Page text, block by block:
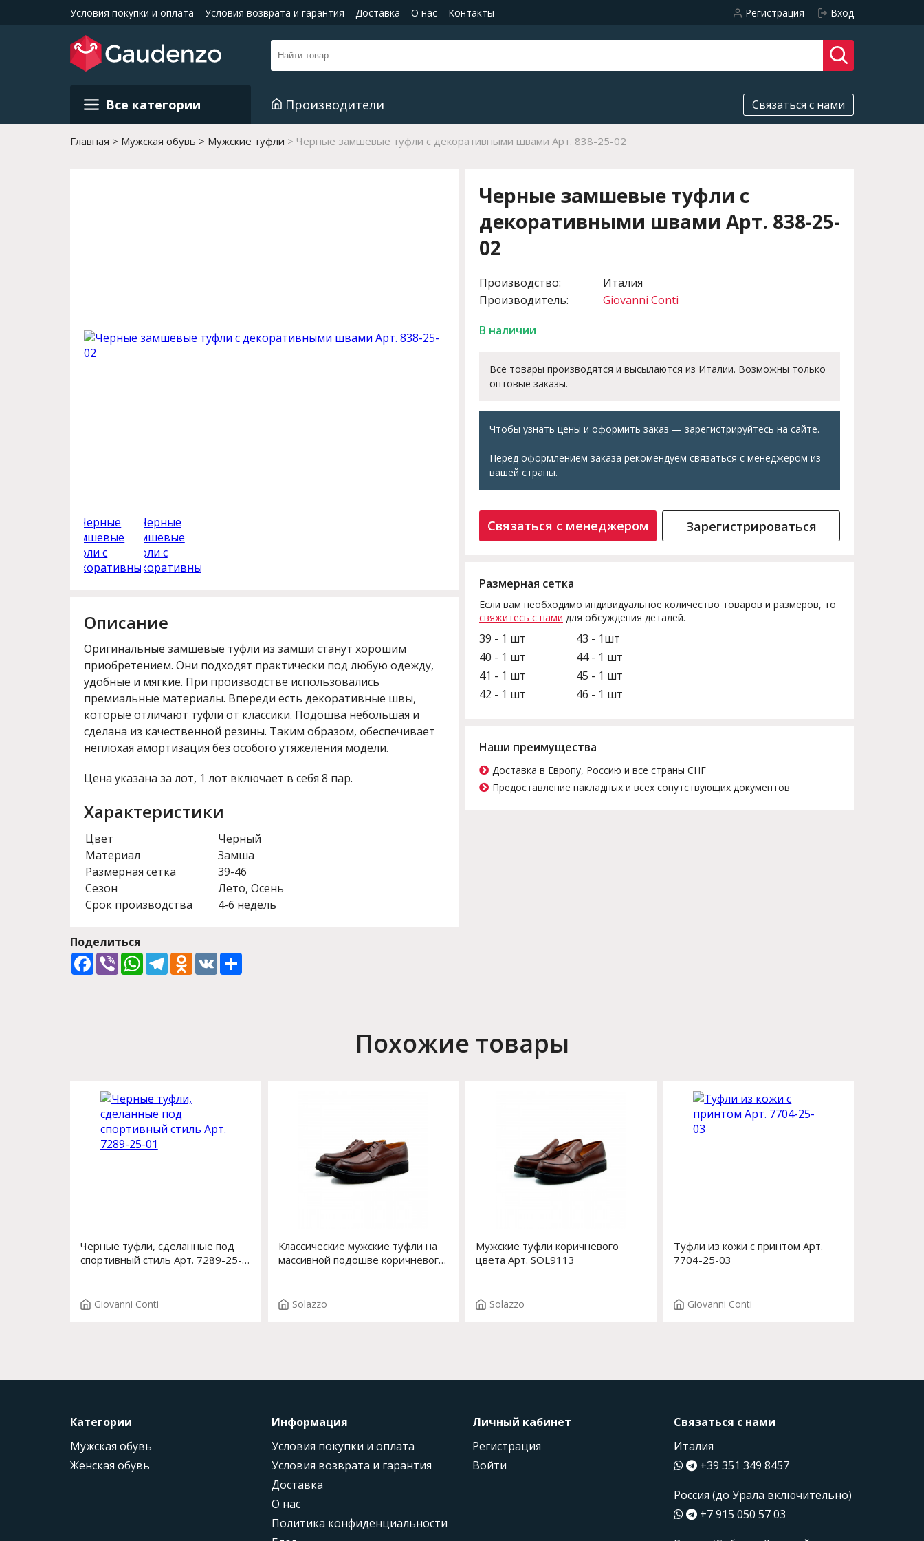
Условия покупки и оплата Условия возврата и гарантия Доставка О нас Контакты Регистрация Вход
Все категории Производители Связаться с нами
Главная Мужская обувь Мужские туфли Черные замшевые туфли с декоративными швами Арт. 838-25-02
Описание
Оригинальные замшевые туфли из замши станут хорошим
приобретением. Они подходят практически под любую одежду,
удобные и мягкие. При производстве использовались
премиальные материалы. Впереди есть декоративные швы,
которые отличают туфли от классики. Подошва небольшая и
сделана из качественной резины. Таким образом, обеспечивает
неплохая амортизация без особого утяжеления модели.
Цена указана за лот, 1 лот включает в себя 8 пар.
Характеристики
Цвет
Черный
Материал
Замша
Размерная сетка
39-46
Сезон
Лето, Осень
Срок производства
4-6 недель
Поделиться
Facebook
ViberWhatsApp
TelegramOdnoklassniki
VK
Черные замшевые туфли с
декоративными швами Арт. 838-25-
02
Производство:
Производитель:
Италия
Giovanni Conti
В наличии
Все товары производятся и высылаются из Италии. Возможны только
оптовые заказы.
Чтобы узнать цены и оформить заказ — зарегистрируйтесь на сайте.
Перед оформлением заказа рекомендуем связаться с менеджером из
вашей страны.
Связаться с менеджером Зарегистрироваться
Размерная сетка
Если вам необходимо индивидуальное количество товаров и размеров, то
свяжитесь с нами для обсуждения деталей.
39 - 1 шт
40 - 1 шт
41 - 1 шт
42 - 1 шт
43 - 1шт
44 - 1 шт
45 - 1 шт
46 - 1 шт
Наши преимущества
Доставка в Европу, Россию и все страны СНГ
Предоставление накладных и всех сопутствующих документов
Похожие товары
Черные туфли, сделанные под
спортивный стиль Арт. 7289-25-
Giovanni Conti
Классические мужские туфли на
массивной подошве коричневого
Solazzo
Мужские туфли коричневого
цвета Арт. SOL9113
Solazzo
Туфли из кожи с принтом Арт.
7704-25-03
Giovanni Conti
Категории
Мужская обувь
Женская обувь
Информация
Условия покупки и оплата
Условия возврата и гарантия
Доставка
О нас
Политика конфиденциальности
Личный кабинет
Регистрация
Войти
Связаться с нами
Италия
+39 351 349 8457
Россия (до Урала включительно)
+7 915 050 57 03